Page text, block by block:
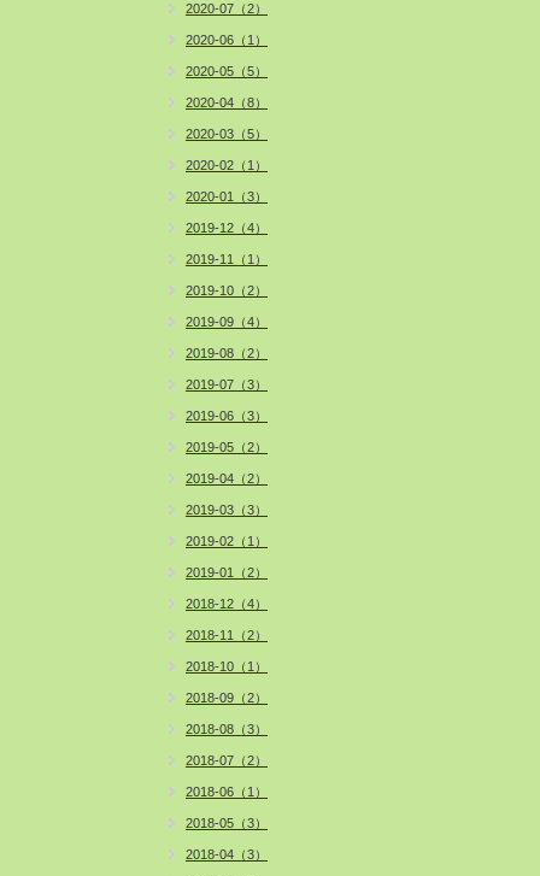
2020-07（2）
2020-06（1）
2020-05（5）
2020-04（8）
2020-03（5）
2020-02（1）
2020-01（3）
2019-12（4）
2019-11（1）
2019-10（2）
2019-09（4）
2019-08（2）
2019-07（3）
2019-06（3）
2019-05（2）
2019-04（2）
2019-03（3）
2019-02（1）
2019-01（2）
2018-12（4）
2018-11（2）
2018-10（1）
2018-09（2）
2018-08（3）
2018-07（2）
2018-06（1）
2018-05（3）
2018-04（3）